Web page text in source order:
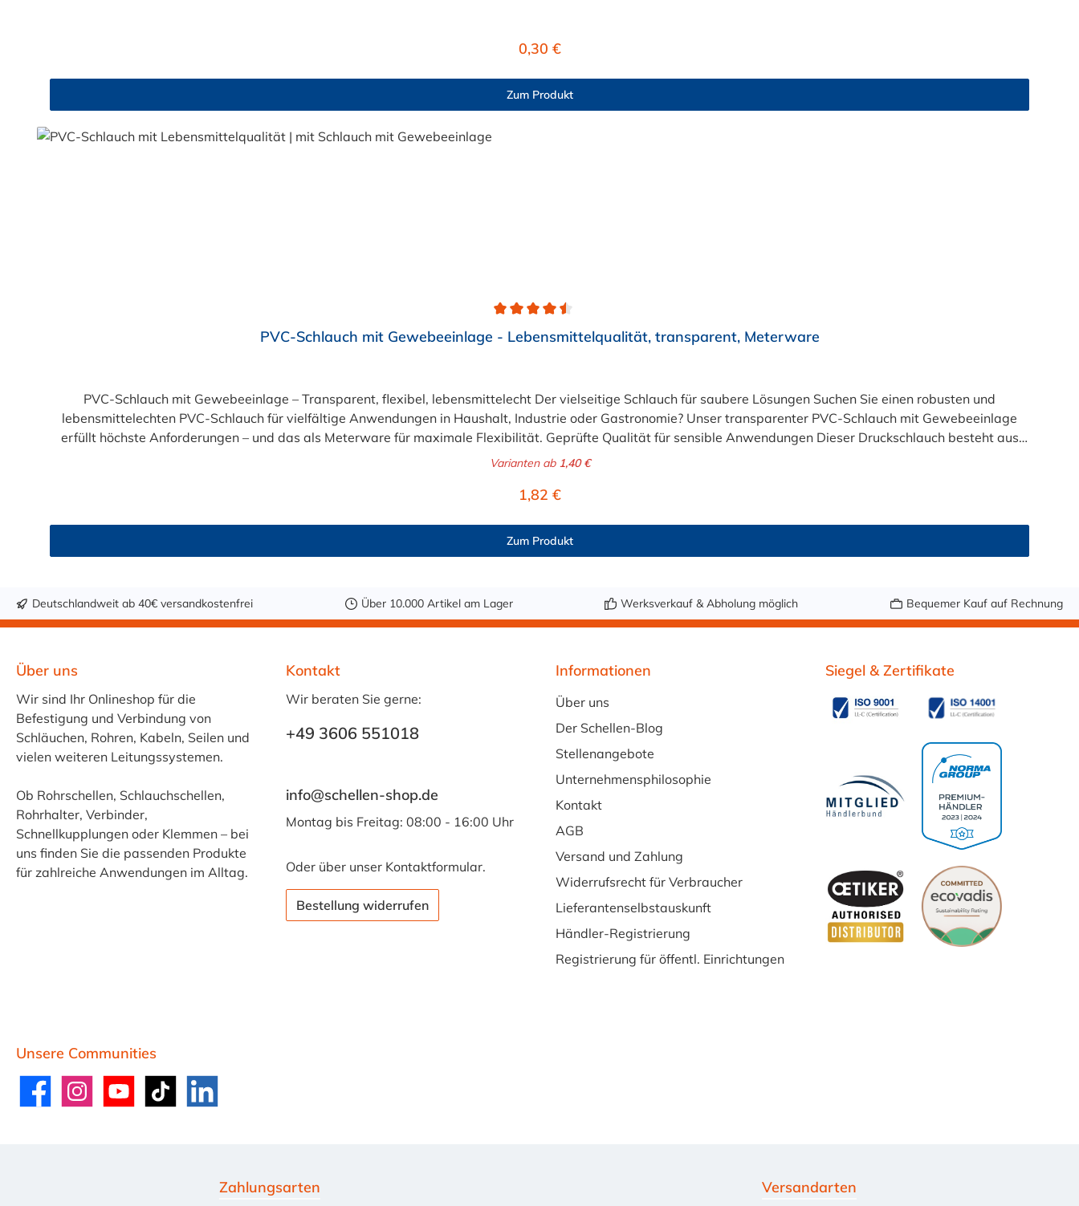
Regulärer Preis:
0,30 €
Zum Produkt
Durchschnittliche Bewertung von 4.5 von 5 SternenPVC-Schlauch mit Gewebeeinlage - Lebensmittelqualität, transparent, Meterware
PVC-Schlauch mit Gewebeeinlage – Transparent, flexibel, lebensmittelecht Der vielseitige Schlauch für saubere Lösungen Suchen Sie einen robusten und
lebensmittelechten PVC-Schlauch für vielfältige Anwendungen in Haushalt, Industrie oder Gastronomie? Unser transparenter PVC-Schlauch mit Gewebeeinlage
erfüllt höchste Anforderungen – und das als Meterware für maximale Flexibilität. Geprüfte Qualität für sensible Anwendungen Dieser Druckschlauch besteht aus
einer Innenseele und Außendecke aus PVC sowie einer stabilisierenden Textil-Gewebeeinlage. Er wird TÜV-geprüft und LABS-frei produziert. In der transparenten
Fruchtsaft, Limonade, Mineralwasser, Süßmost und alkoholische Getränke bis 15 Vol.-%. Nicht geeignet ist er für fetthaltige Medien oder Bier in Schankanlagen. Bei
Getränken sollte +40 °C nicht überschritten werden – eine Geschmacksprobe wird empfohlen. Hinweis zur Anwendung: Vor dem Ersteinsatz mit Lebensmitteln oder
Varianten ab1,40 €
Regulärer Preis:
1,82 €
Zum Produkt
Deutschlandweit ab 40€ versandkostenfrei Über 10.000 Artikel am Lager Werksverkauf & Abholung möglich Bequemer Kauf auf Rechnung
Über uns
Wir sind Ihr Onlineshop für die
Befestigung und Verbindung von
Schläuchen, Rohren, Kabeln, Seilen und
vielen weiteren Leitungssystemen.
Ob Rohrschellen, Schlauchschellen,
Rohrhalter, Verbinder,
Schnellkupplungen oder Klemmen – bei
uns finden Sie die passenden Produkte
für zahlreiche Anwendungen im Alltag.
Kontakt
Wir beraten Sie gerne:
+49 3606 551018
info@schellen-shop.de
Montag bis Freitag: 08:00 - 16:00 Uhr
Oder über unser Kontaktformular.
Bestellung widerrufen
Informationen
Über uns
Der Schellen-Blog
Stellenangebote
Unternehmensphilosophie
Kontakt
AGB
Versand und Zahlung
Widerrufsrecht für Verbraucher
Lieferantenselbstauskunft
Händler-Registrierung
Registrierung für öffentl. Einrichtungen
Unsere Communities
FacebookInstagramYouTube TikTok LinkedIn
Siegel & Zertifikate
Zahlungsarten Versandarten